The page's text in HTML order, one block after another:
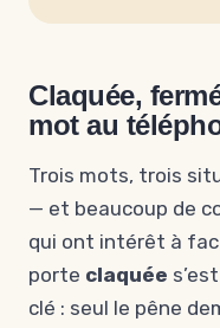
Claquée,
mot au
Trois mots, trois
— et beaucoup de
qui ont intérêt à
porte claquée
clé : seul le pêne